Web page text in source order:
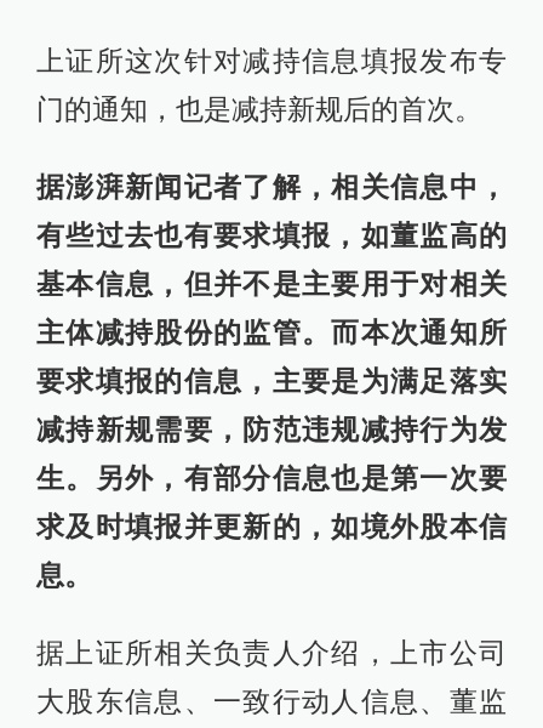
上证所这次针对减持信息填报发布专
门的通知，也是减持新规后的首次。
据澎湃新闻记者了解，相关信息中，
有些过去也有要求填报，如董监高的
基本信息，但并不是主要用于对相关
主体减持股份的监管。而本次通知所
要求填报的信息，主要是为满足落实
减持新规需要，防范违规减持行为发
生。另外，有部分信息也是第一次要
求及时填报并更新的，如境外股本信
息。
据上证所相关负责人介绍，上市公司
大股东信息、一致行动人信息、董监